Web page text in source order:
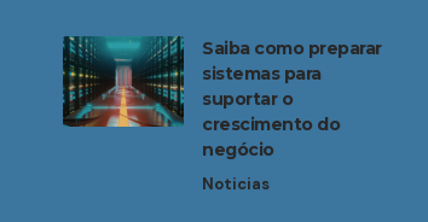
Saiba como preparar
sistemas para
suportar o
crescimento do
negócio
Noticias